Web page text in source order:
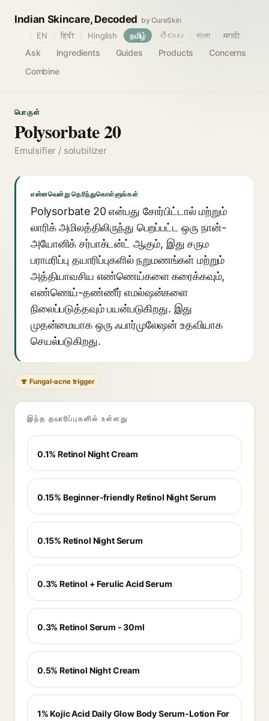
Indian Skincare, Decoded by CureSkin
Ask Ingredients Guides Products
Concerns
Combine
EN हिंदी Hinglish தமிழ் తెలుగు বাংলা मराठी
பொருள்
Polysorbate 20
Emulsifier / solubilizer
என்னவென்று தெரிந்துகொள்ளுங்கள்
Polysorbate 20 என்பது சோர்பிட்டால் மற்றும்
லாரிக் அமிலத்திலிருந்து பெறப்பட்ட ஒரு நான்-
அயோனிக் சர்பாக்டன்ட் ஆகும், இது சரும
பராமரிப்பு தயாரிப்புகளில் நறுமணங்கள் மற்றும்
அத்தியாவசிய எண்ணெய்களை கரைக்கவும்,
எண்ணெய்-தண்ணீர் எமல்ஷன்களை
நிலைப்படுத்தவும் பயன்படுகிறது. இது
முதன்மையாக ஒரு ஃபார்முலேஷன் உதவியாக
செயல்படுகிறது.
🍄 Fungal-acne trigger
இந்த தயாரிப்புகளில் உள்ளது
0.1% Retinol Night Cream
0.15% Beginner-friendly Retinol Night Serum
0.15% Retinol Night Serum
0.3% Retinol + Ferulic Acid Serum
0.3% Retinol Serum - 30ml
0.5% Retinol Night Cream
1% Kojic Acid Daily Glow Body Serum-Lotion For